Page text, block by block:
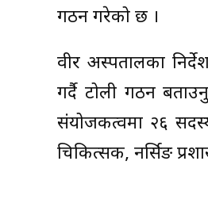
गठन गरेको छ ।
वीर अस्पतालका
गर्दै टोली गठन
संयोजकत्वमा २६
चिकित्सक, नर्सिङ